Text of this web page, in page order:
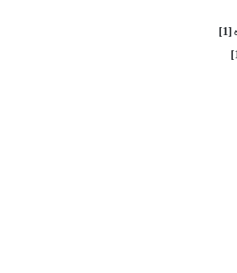
[1]